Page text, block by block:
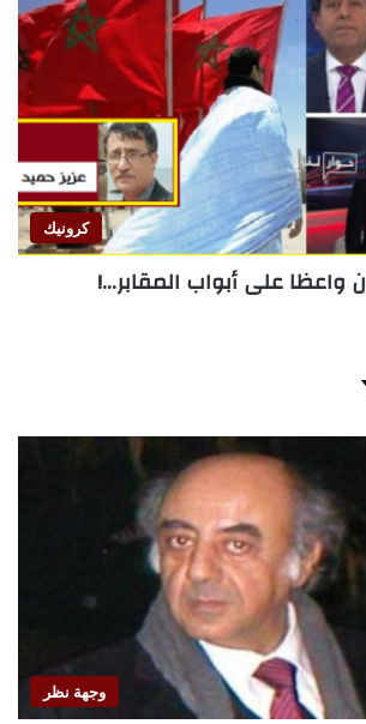
كرونيك
على أبواب المقابر…!
وجهة نظر